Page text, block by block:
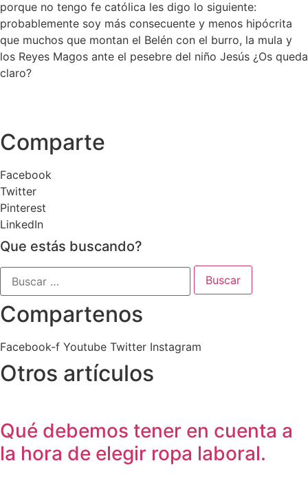
porque no tengo fe católica les digo lo siguiente:
probablemente soy más consecuente y menos hipócrita
que muchos que montan el Belén con el burro, la mula y
los Reyes Magos ante el pesebre del niño Jesús ¿Os queda
claro?
Comparte
Facebook
Twitter
Pinterest
LinkedIn
Que estás buscando?
Buscar:
Compartenos
Facebook-f Youtube Twitter Instagram
Otros artículos
Qué debemos tener en cuenta a
la hora de elegir ropa laboral.